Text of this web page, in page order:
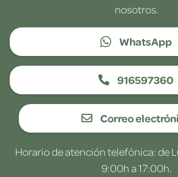
nosotros.
WhatsApp
916597360
Correo
Horario de atención telefónica: de
9:00h a 17:00h.